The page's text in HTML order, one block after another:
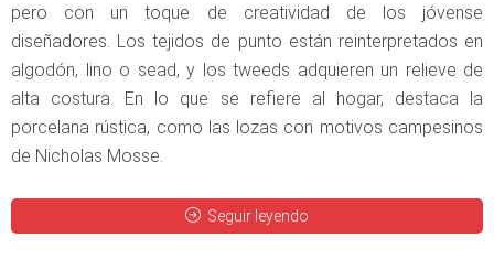
pero con un toque de creatividad de los jóvense
diseñadores. Los tejidos de punto están reinterpretados en
algodón, lino o sead, y los tweeds adquieren un relieve de
alta costura. En lo que se refiere al hogar, destaca la
porcelana rústica, como las lozas con motivos campesinos
de Nicholas Mosse.
Seguir leyendo